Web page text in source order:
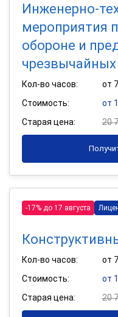
Инженерно-
мероприятия
обороне и
чрезвычайных
Кол-во часов:
от
Стоимость:
от
Старая цена:
20
-17% до 17 августа
Кол-во часов:
от
Стоимость:
от
Старая цена:
20